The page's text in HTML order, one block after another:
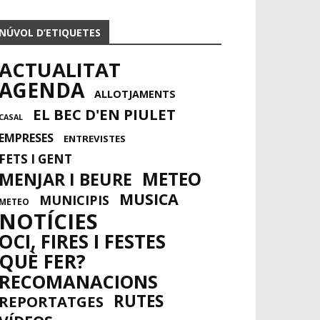
D’ETIQUETES
ALLOTJAMENTS
EL BEC D'EN PIULET
ENTREVISTES
I GENT
I BEURE METEO
MUNICIPIS MUSICA
FIRES I FESTES
FER?
RUTES